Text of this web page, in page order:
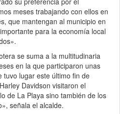
meses trabajando con ellos en
que mantengan al municipio en
para la economía local
se suma a la multitudinaria
en la que participaron unas
tuvo lugar este último fin de
Davidson visitaron el
de La Playa sino también de los
señala el alcalde.